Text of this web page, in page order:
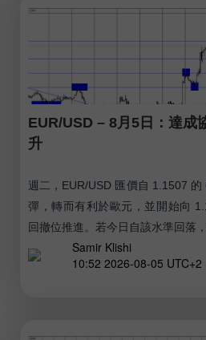
EUR/USD – 8月5日：達成
升
週二，EUR/USD 匯價自 1.1507
彈，轉而有利於歐元，並開始向
回撤位推進。若今日自該水準回落
匯價再度下探至 1.1507。
Samir Klishi
10:52 2026-08-05 UTC+2